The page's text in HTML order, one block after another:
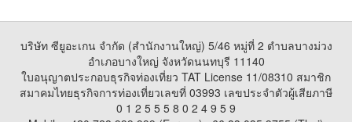
บริษัท ซียูอะเกน จำกัด (สำนักงานใหญ่) 5/46 หมู่ที่ 2 ตำบลบางม่วง
อำเภอบางใหญ่ จังหวัดนนทบุรี 11140
ใบอนุญาตประกอบธุรกิจท่องเที่ยว TAT License 11/08310 สมาชิก
สมาคมไทยธุรกิจการท่องเที่ยวเลขที่ 03993 เลขประจำตัวผู้เสียภาษี
0 1 2 5 5 5 8 0 2 4 9 5 9